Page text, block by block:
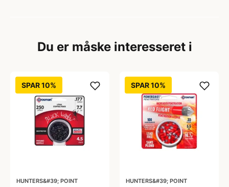
Du er måske interesseret i
SPAR 10%
HUNTERS&#39; POINT
SPAR 10%
HUNTERS&#39; POINT